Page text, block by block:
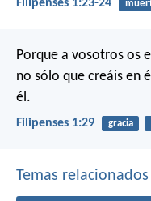
Filipenses 1:23-24
Porque a vosotros os
no sólo que creáis en
él.
Filipenses 1:29 gracia
Temas relacionados